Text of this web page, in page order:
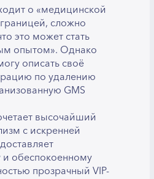
о «медицинской
сложно
это может стать
опытом». Однако
описать своё
по удалению
GMS
высочайший
с искренней
обеспокоенному
прозрачный VIP-